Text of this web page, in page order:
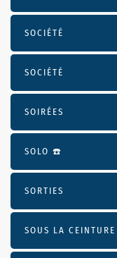
SOCIÉTÉ
SOCIÉTÉ
SOIRÉES
SOLO ☎️
SORTIES
SOUS LA CEINTURE